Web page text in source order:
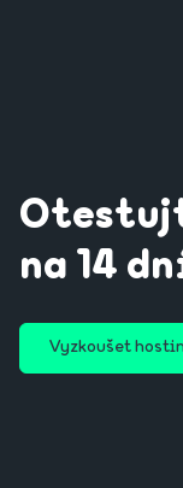
na 14
Vyzkoušet